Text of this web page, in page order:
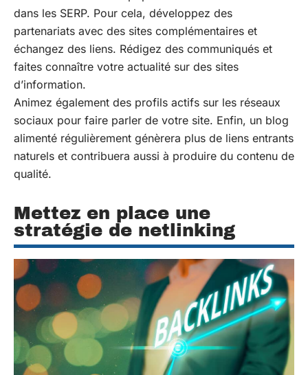
dans les SERP. Pour cela, développez des
partenariats avec des sites complémentaires et
échangez des liens. Rédigez des communiqués et
faites connaître votre actualité sur des sites
d’information.
Animez également des profils actifs sur les réseaux
sociaux pour faire parler de votre site. Enfin, un blog
alimenté régulièrement génèrera plus de liens entrants
naturels et contribuera aussi à produire du contenu de
qualité.
Mettez en place une
stratégie de netlinking